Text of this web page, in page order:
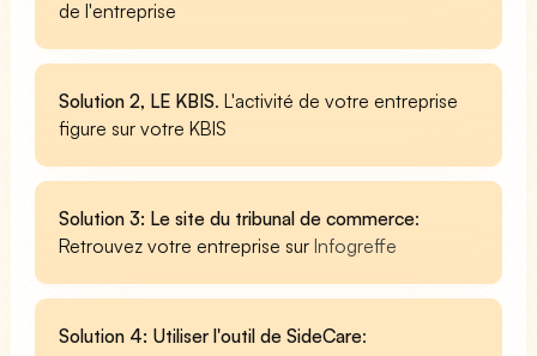
de l'entreprise
Solution 2, LE KBIS. L'activité de votre entreprise
figure sur votre KBIS
Solution 3: Le site du tribunal de commerce:
Retrouvez votre entreprise surInfogreffe
Solution 4: Utiliser l'outil de SideCare: